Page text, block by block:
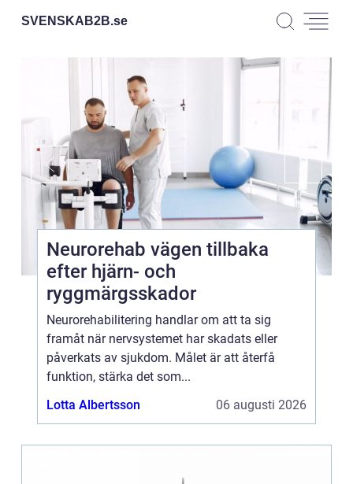
SVENSKAB2B.se
Neurorehab vägen tillbaka
efter hjärn- och
ryggmärgsskador
Neurorehabilitering handlar om att ta sig
framåt när nervsystemet har skadats eller
påverkats av sjukdom. Målet är att återfå
funktion, stärka det som...
Lotta Albertsson
06 augusti 2026